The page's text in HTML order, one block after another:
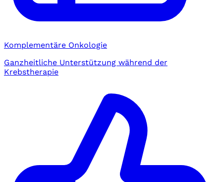
Komplementäre Onkologie
Ganzheitliche Unterstützung während der
Krebstherapie